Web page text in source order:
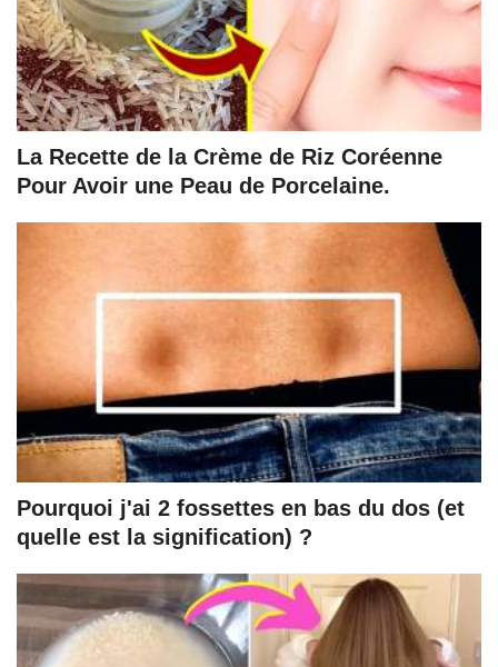
La Recette de la Crème de Riz Coréenne
Pour Avoir une Peau de Porcelaine.
Pourquoi j'ai 2 fossettes en bas du dos (et
quelle est la signification) ?